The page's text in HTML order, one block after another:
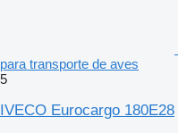
para transporte de aves
5
IVECO Eurocargo 180E28